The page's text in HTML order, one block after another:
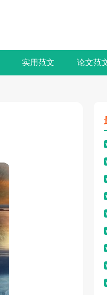
实用范文 论文范